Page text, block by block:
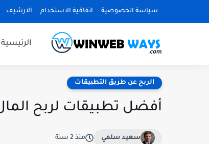
سياسة الخصوصية اتفاقية الاستخدام الارشيف
الرئيسية
الربح عن طريق التطبيقات
أفضل تطبيقات لربح
سعيد سلمي منذ 2 سنة